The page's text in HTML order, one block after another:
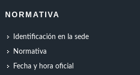
NORMATIVA
Identificación en la sede
Normativa
Fecha y hora oficial